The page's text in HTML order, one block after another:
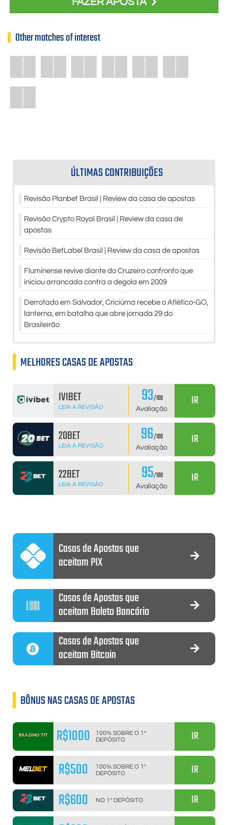
Other matches of interest
ÚLTIMAS CONTRIBUIÇÕES
Revisão Planbet Brasil | Review da casa de apostas
Revisão Crypto Royal Brasil | Review da casa de
apostas
Revisão BetLabel Brasil | Review da casa de apostas
Fluminense revive diante do Cruzeiro confronto que
iniciou arrancada contra a degola em 2009
Derrotado em Salvador, Criciúma recebe o Atlético-GO,
lanterna, em batalha que abre jornada 29 do
Brasileirão
MELHORES CASAS DE APOSTAS
IVIBET
LEIA A REVISÃO 93/100
Avaliação
IR
20BET
LEIA A REVISÃO 96/100
Avaliação
IR
22BET
LEIA A REVISÃO 95/100
Avaliação
IR
Casas de Apostas que
aceitam PIX
Casas de Apostas que
aceitam Boleto Bancário
Casas de Apostas que
aceitam Bitcoin
BÔNUS NAS CASAS DE APOSTAS
R$1000
100% SOBRE O 1º
DEPÓSITO
IR
R$500
100% SOBRE O 1º
DEPÓSITO
IR
R$600 NO 1º DEPÓSITO IR